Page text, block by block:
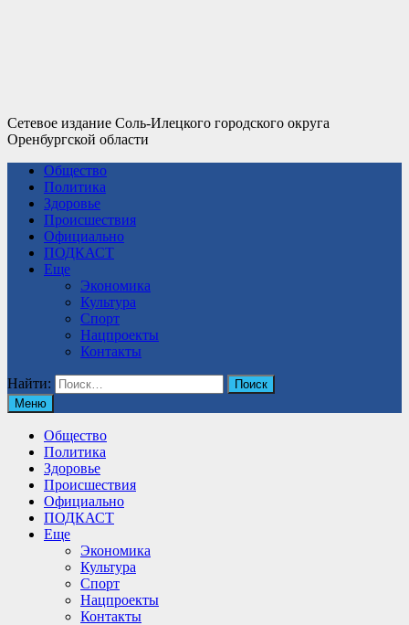
Сетевое издание Соль-Илецкого городского округа
Оренбургской области
Общество
Политика
Здоровье
Происшествия
Официально
ПОДКАСТ
Еще
Экономика
Культура
Спорт
Нацпроекты
Контакты
Найти:
Меню
Общество
Политика
Здоровье
Происшествия
Официально
ПОДКАСТ
Еще
Экономика
Культура
Спорт
Нацпроекты
Контакты